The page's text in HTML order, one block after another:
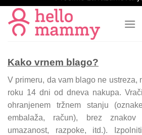
Skoči
na
vsebino
Kako vrnem blago?
V primeru, da vam blago ne ustreza,
roku 14 dni od dneva nakupa.
ohranjenem tržnem stanju
embalaža, račun), brez znakov
umazanost, razpoke, itd.).